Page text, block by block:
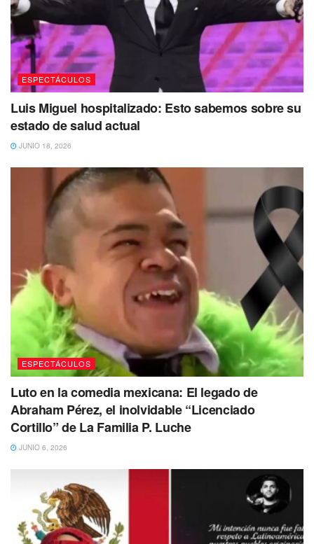
No dejes de Leer
ESPECTÁCULOS
Luis Miguel hospitalizado: Esto sabemos sobre su
estado de salud actual
JUNIO 18, 2026
ESPECTÁCULOS
Luto en la comedia mexicana: El legado de
Abraham Pérez, el inolvidable “Licenciado
Cortillo” de La Familia P. Luche
JUNIO 6, 2026